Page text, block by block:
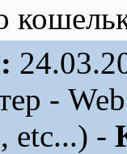
-
etc...) -